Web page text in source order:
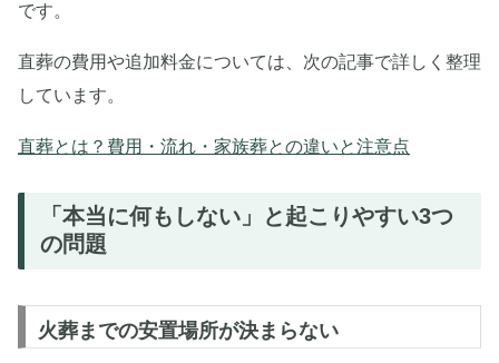
です。
直葬の費用や追加料金については、次の記事で詳しく整理
しています。
直葬とは？費用・流れ・家族葬との違いと注意点
「本当に何もしない」と起こりやすい3つ
の問題
火葬までの安置場所が決まらない